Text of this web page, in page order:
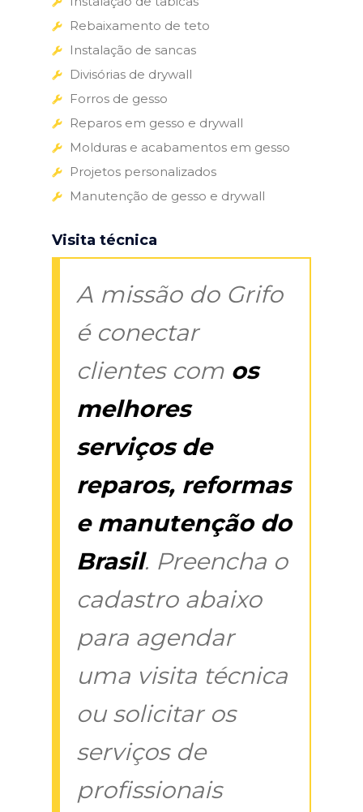
Rebaixamento de teto
Instalação de sancas
Divisórias de drywall
Forros de gesso
Reparos em gesso e drywall
Molduras e acabamentos em gesso
Projetos personalizados
Manutenção de gesso e drywall
Visita técnica
A missão do Grifo
é conectar
clientes com os
melhores
serviços de
reparos, reformas
e manutenção do
Brasil. Preencha o
cadastro abaixo
para agendar
uma visita técnica
ou solicitar os
serviços de
profissionais